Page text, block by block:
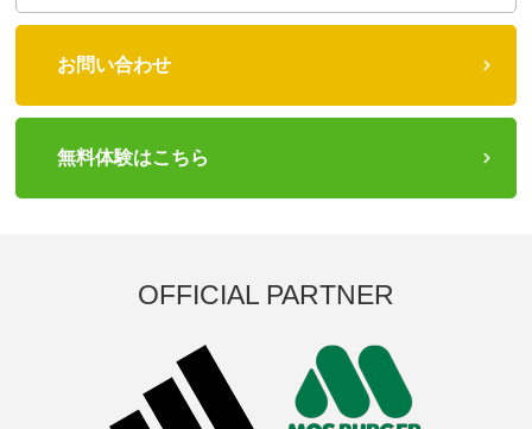
お問い合わせ
無料体験はこちら
OFFICIAL PARTNER